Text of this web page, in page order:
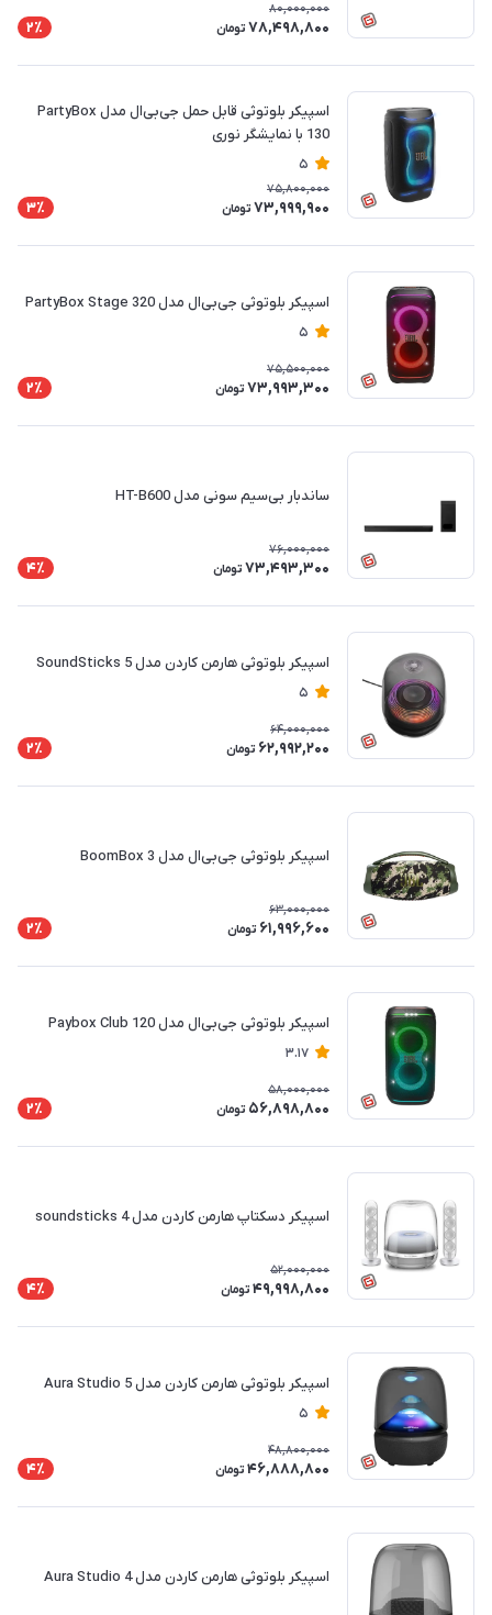
80,000,000
78,498,800 تومان 2٪
اسپیکر بلوتوثی قابل حمل جی‌بی‌ال مدل PartyBox
130 با نمایشگر نوری
5
75,800,000
73,999,900 تومان 3٪
اسپیکر بلوتوثی جی‌بی‌ال مدل PartyBox Stage 320
5
75,500,000
73,993,300 تومان 2٪
ساندبار بی‌سیم سونی مدل HT-B600
76,000,000
73,493,300 تومان 4٪
اسپیکر بلوتوثی هارمن کاردن مدل SoundSticks 5
5
64,000,000
62,992,200 تومان 2٪
اسپیکر بلوتوثی جی‌بی‌ال مدل BoomBox 3
63,000,000
61,996,600 تومان 2٪
اسپیکر بلوتوثی جی‌بی‌ال مدل Paybox Club 120
3.17
58,000,000
56,898,800 تومان 2٪
اسپیکر دسکتاپ هارمن کاردن مدل soundsticks 4
52,000,000
49,998,800 تومان 4٪
اسپیکر بلوتوثی هارمن کاردن مدل Aura Studio 5
5
48,800,000
46,888,800 تومان 4٪
اسپیکر بلوتوثی هارمن کاردن مدل Aura Studio 4